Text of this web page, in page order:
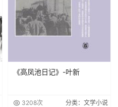
《高凤池日记》-叶新
3208次 分类：文学小说